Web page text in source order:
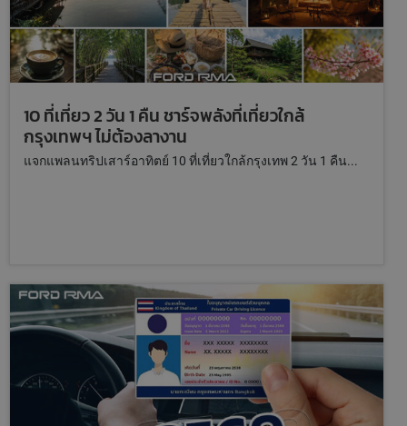
10 ที่เที่ยว 2 วัน 1 คืน ชาร์จพลังที่เที่ยวใกล้
กรุงเทพฯ ไม่ต้องลางาน
แจกแพลนทริปเสาร์อาทิตย์ 10 ที่เที่ยวใกล้กรุงเทพ 2 วัน 1 คืน...